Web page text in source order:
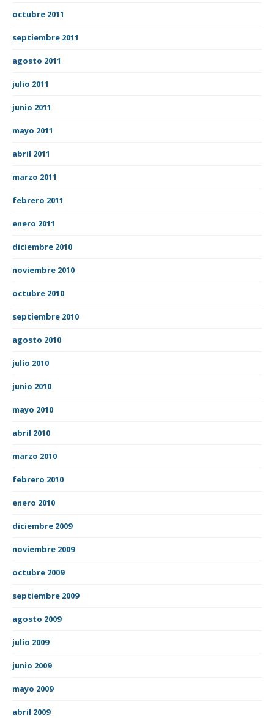
octubre 2011
septiembre 2011
agosto 2011
julio 2011
junio 2011
mayo 2011
abril 2011
marzo 2011
febrero 2011
enero 2011
diciembre 2010
noviembre 2010
octubre 2010
septiembre 2010
agosto 2010
julio 2010
junio 2010
mayo 2010
abril 2010
marzo 2010
febrero 2010
enero 2010
diciembre 2009
noviembre 2009
octubre 2009
septiembre 2009
agosto 2009
julio 2009
junio 2009
mayo 2009
abril 2009